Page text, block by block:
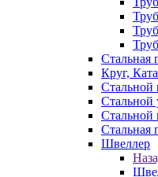
Стальная
Круг,
Стальной
Стальной
Стальной
Стальная
Швеллер